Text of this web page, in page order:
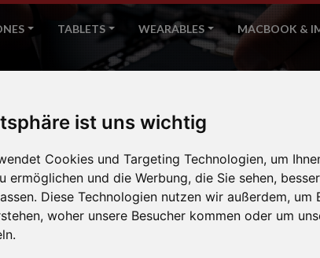
ist uns wichtig
Cookies und Targeting Technologien, um
ermöglichen und die Werbung, die Sie sehen,
Diese Technologien nutzen wir außerdem, um
woher unsere Besucher kommen oder um
TABLETS WEARABLES MACBOOK &